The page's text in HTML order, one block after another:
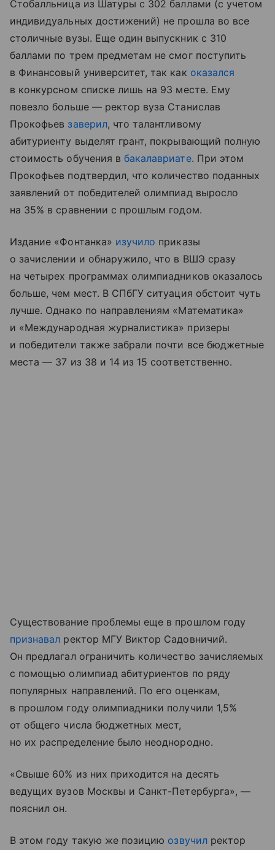
Стобалльница из Шатуры с 302 баллами (с учетом
индивидуальных достижений) не прошла во все
столичные вузы. Еще один выпускник с 310
баллами по трем предметам не смог поступить
в Финансовый университет, так как оказался
в конкурсном списке лишь на 93 месте. Ему
повезло больше — ректор вуза Станислав
Прокофьев заверил, что талантливому
абитуриенту выделят грант, покрывающий полную
стоимость обучения вбакалавриате. При этом
Прокофьев подтвердил, что количество поданных
заявлений от победителей олимпиад выросло
на 35% в сравнении с прошлым годом.
Издание «Фонтанка» изучило приказы
о зачислении и обнаружило, что в ВШЭ сразу
на четырех программах олимпиадников оказалось
больше, чем мест. В СПбГУ ситуация обстоит чуть
лучше. Однако по направлениям «Математика»
и «Международная журналистика» призеры
и победители также забрали почти все бюджетные
места — 37 из 38 и 14 из 15 соответственно.
Существование проблемы еще в прошлом году
признавал ректор МГУ Виктор Садовничий.
Он предлагал ограничить количество зачисляемых
с помощью олимпиад абитуриентов по ряду
популярных направлений. По его оценкам,
в прошлом году олимпиадники получили 1,5%
от общего числа бюджетных мест,
но их распределение было неоднородно.
«Свыше 60% из них приходится на десять
ведущих вузов Москвы и Санкт-Петербурга», —
пояснил он.
В этом году такую же позицию озвучилректор